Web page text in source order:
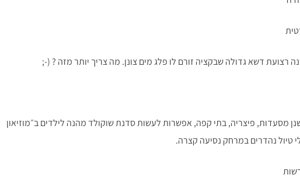
רצועת דשא גדולה שבקציה זורם לו פלג מים צונן. מה צריך יותר מזה ? (-;
מסעדות, פיצריה, בתי קפה, אפשרות לעשות סדנת שוקולד מהנה לילדים ב״מוזיאון
טיול נהדרים במרחק נסיעה קצרה.